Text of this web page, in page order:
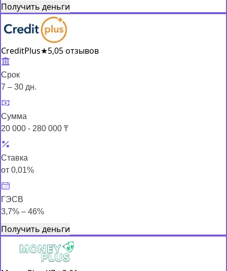
Получить деньги
CreditPlus★5,05 отзывов
Срок
7 – 30 дн.
Сумма
20 000 - 280 000 ₸
Ставка
от 0,01%
ГЭСВ
3,7% – 46%
Получить деньги